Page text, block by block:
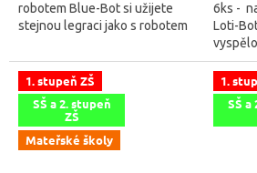
robotem Blue-Bot si užijete
stejnou legraci jako s robotem
zmáčknout ani jedno jeho...
6ks -
Loti-
Pro-
1. stupeň ZŠ
SŠ a 2. stupeň
ZŠ
Mateřské školy
1.
SŠ a